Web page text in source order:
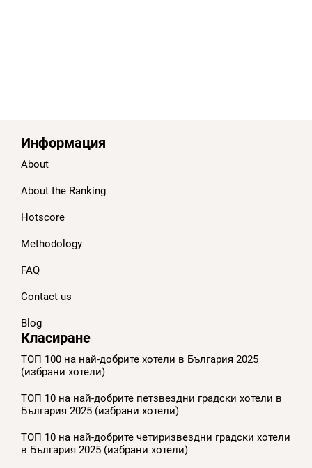
Информация
About
About the Ranking
Hotscore
Methodology
FAQ
Contact us
Blog
Класиране
ТОП 100 на най-добрите хотели в България 2025
(избрани хотели)
ТОП 10 на най-добрите петзвездни градски хотели в
България 2025 (избрани хотели)
ТОП 10 на най-добрите четиризвездни градски хотели
в България 2025 (избрани хотели)